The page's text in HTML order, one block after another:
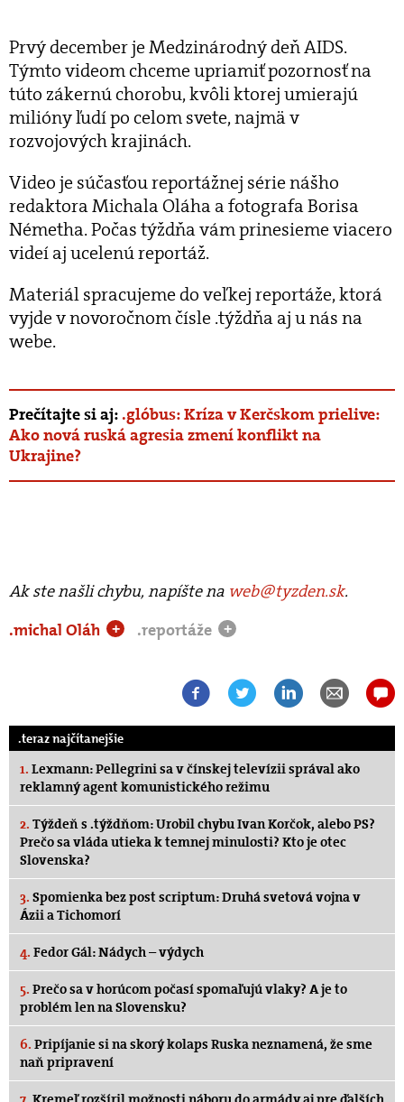
Prvý december je Medzinárodný deň AIDS.
Týmto videom chceme upriamiť pozornosť na
túto zákernú chorobu, kvôli ktorej umierajú
milióny ľudí po celom svete, najmä v
rozvojových krajinách.
Video je súčasťou reportážnej série nášho
redaktora Michala Oláha a fotografa Borisa
Németha. Počas týždňa vám prinesieme viacero
videí aj ucelenú reportáž.
Materiál spracujeme do veľkej reportáže, ktorá
vyjde v novoročnom čísle .týždňa aj u nás na
webe.
Prečítajte si aj: .glóbus: Kríza v Kerčskom prielive:
Ako nová ruská agresia zmení konflikt na
Ukrajine?
Ak ste našli chybu, napíšte na web@tyzden.sk.
.michal Oláh
+ .reportáže +
.teraz najčítanejšie
1. Lexmann: Pellegrini sa v čínskej televízii správal ako
reklamný agent komunistického režimu
2. Týždeň s .týždňom: Urobil chybu Ivan Korčok, alebo PS?
Prečo sa vláda utieka k temnej minulosti? Kto je otec
Slovenska?
3. Spomienka bez post scriptum: Druhá svetová vojna v
Ázii a Tichomorí
4. Fedor Gál: Nádych – výdych
5. Prečo sa v horúcom počasí spomaľujú vlaky? A je to
problém len na Slovensku?
6. Pripíjanie si na skorý kolaps Ruska neznamená, že sme
naň pripravení